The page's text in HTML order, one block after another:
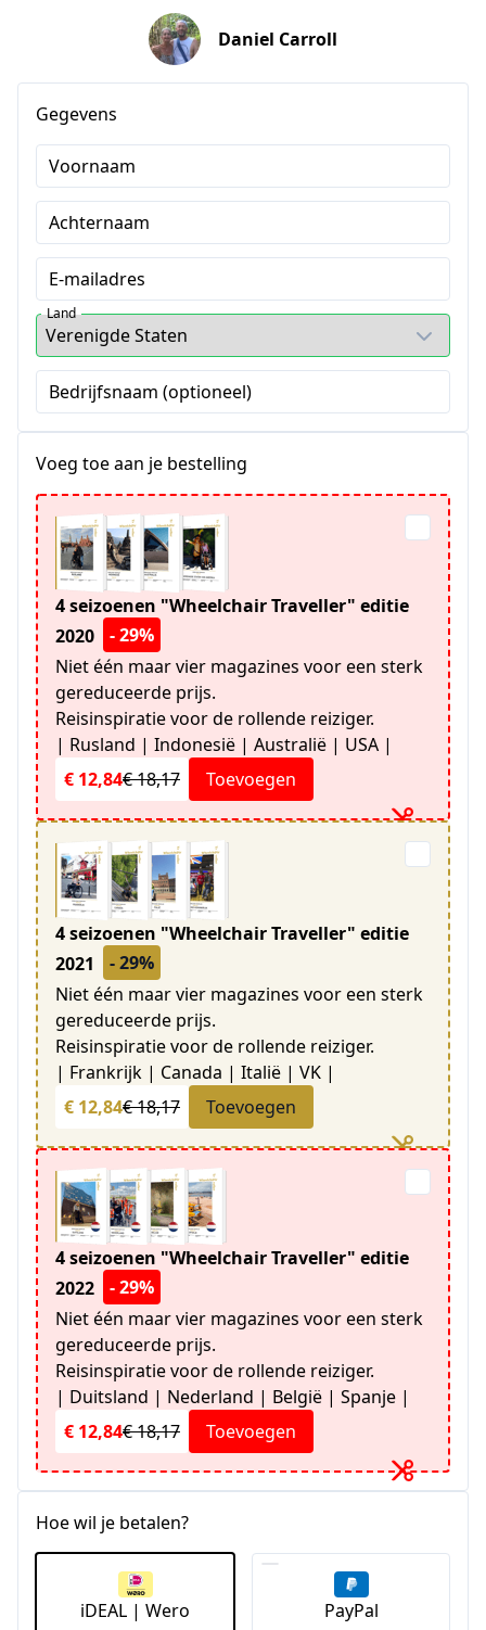
Daniel Carroll
Gegevens
Voornaam
Achternaam
E-mailadres
Land
Bedrijfsnaam (optioneel)
Voeg toe aan je bestelling
4 seizoenen "Wheelchair Traveller" editie
2020
- 29%
Niet één maar vier magazines voor een sterk
gereduceerde prijs.
Reisinspiratie voor de rollende reiziger.
| Rusland | Indonesië | Australië | USA |
€ 12,84€ 18,17 Toevoegen
4 seizoenen "Wheelchair Traveller" editie
2021
- 29%
Niet één maar vier magazines voor een sterk
gereduceerde prijs.
Reisinspiratie voor de rollende reiziger.
| Frankrijk | Canada | Italië | VK |
€ 12,84€ 18,17 Toevoegen
4 seizoenen "Wheelchair Traveller" editie
2022
- 29%
Niet één maar vier magazines voor een sterk
gereduceerde prijs.
Reisinspiratie voor de rollende reiziger.
| Duitsland | Nederland | België | Spanje |
€ 12,84€ 18,17 Toevoegen
Hoe wil je betalen?
iDEAL | Wero PayPal